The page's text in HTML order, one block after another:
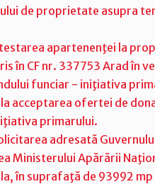
de proprietate asupra
apartenenţei la
în CF nr. 337753 Arad în
funciar - iniţiativa
acceptarea ofertei de
primarului.
adresată
Ministerului Apărării
în suprafaţă de 93992